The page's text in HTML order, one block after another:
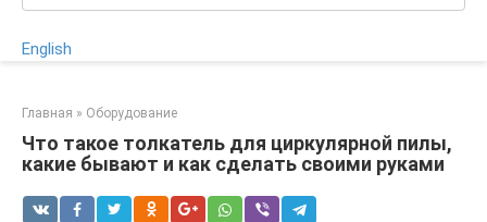
English
Главная » Оборудование
Что такое толкатель для циркулярной пилы,
какие бывают и как сделать своими руками